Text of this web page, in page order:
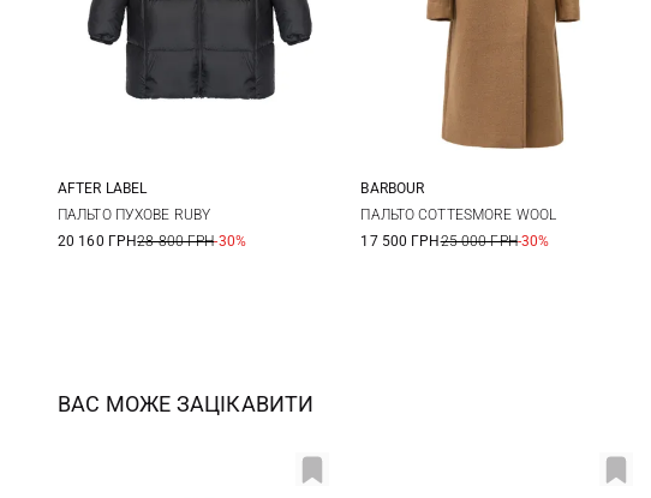
XS S
AFTER LABEL
ПАЛЬТО ПУХОВЕ RUBY
20 160 ГРН28 800 ГРН-30%
8 10 12
BARBOUR
ПАЛЬТО COTTESMORE WOOL
17 500 ГРН25 000 ГРН-30%
ВАС МОЖЕ ЗАЦІКАВИТИ